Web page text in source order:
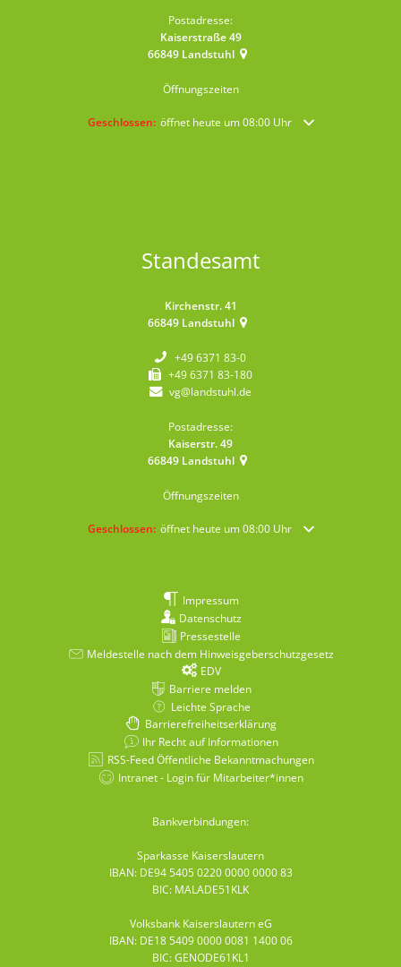
Postadresse:
Kaiserstraße 49
66849 Landstuhl
Öffnungszeiten
Klicken, um weitere Öffnungs- oder Schließzeiten
Geschlossen: öffnet heute um 08:00 Uhr
Standesamt
Kirchenstr. 41
66849 Landstuhl
+49 6371 83-0
+49 6371 83-180
vg@landstuhl.de
Postadresse:
Kaiserstr. 49
66849 Landstuhl
Öffnungszeiten
Klicken, um weitere Öffnungs- oder Schließzeiten
Geschlossen: öffnet heute um 08:00 Uhr
Impressum
Datenschutz
Pressestelle
Meldestelle nach dem Hinweisgeberschutzgesetz
EDV
Barriere melden
Leichte Sprache
Barrierefreiheitserklärung
Ihr Recht auf Informationen
RSS-Feed Öffentliche Bekanntmachungen
Intranet - Login für Mitarbeiter*innen
Bankverbindungen:
Sparkasse Kaiserslautern
IBAN: DE94 5405 0220 0000 0000 83
BIC: MALADE51KLK
Volksbank Kaiserslautern eG
IBAN: DE18 5409 0000 0081 1400 06
BIC: GENODE61KL1